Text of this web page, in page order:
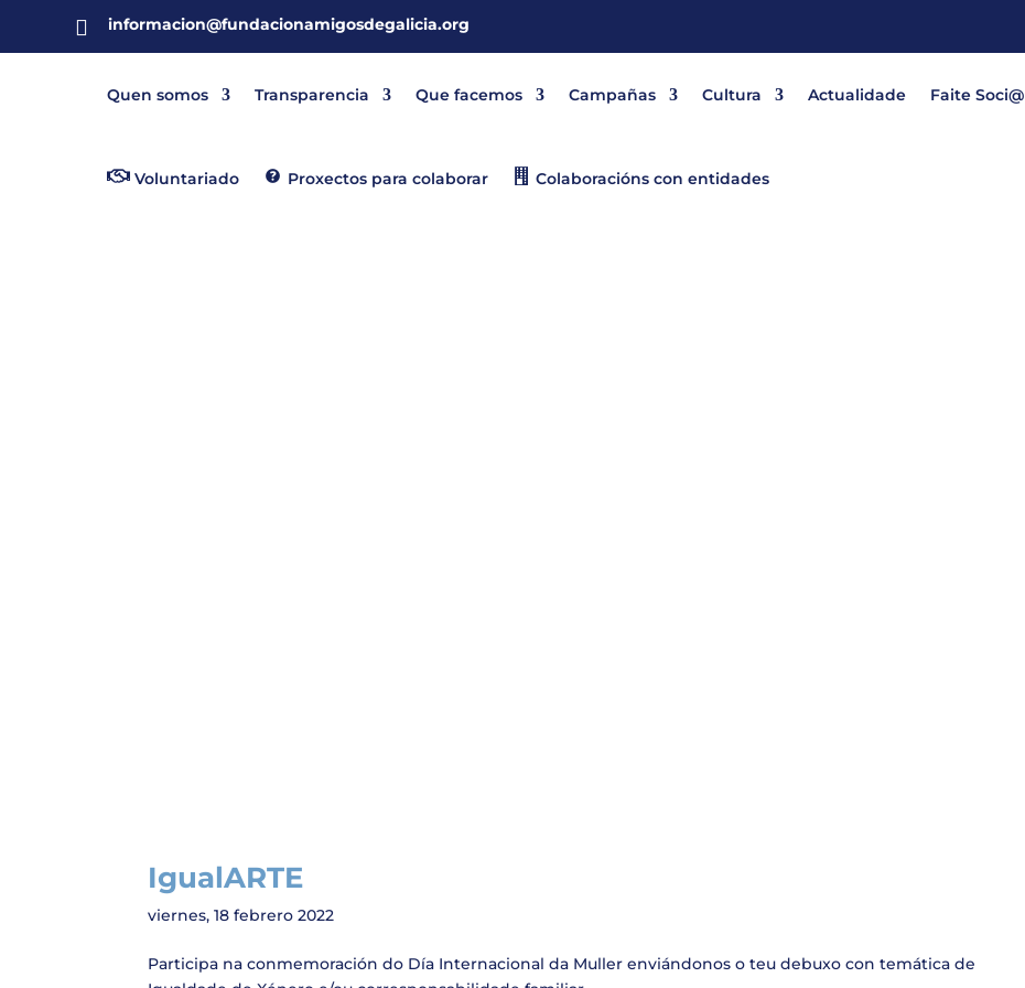
 informacion@fundacionamigosdegalicia.org
Quen somos Transparencia Que facemos Campañas Cultura Actualidade Faite Soci@
Voluntariado Proxectos para colaborar Colaboracións con entidades
IgualARTE
viernes, 18 febrero 2022
Participa na conmemoración do Día Internacional da Muller enviándonos o teu debuxo con temática de